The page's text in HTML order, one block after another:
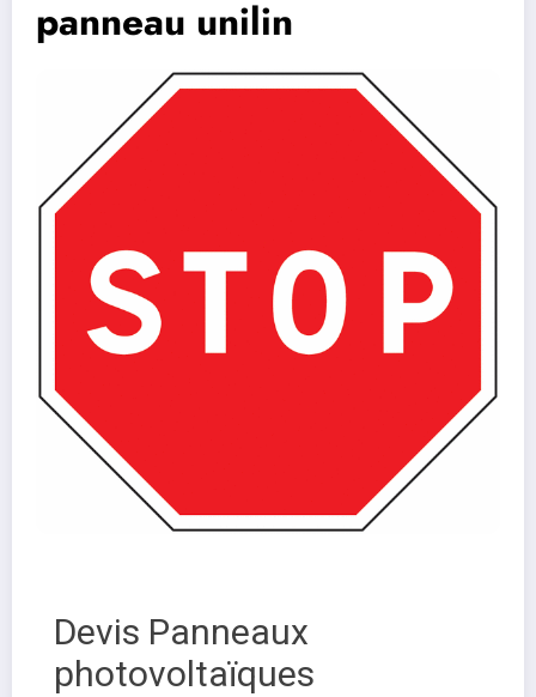
panneau unilin
Devis Panneaux
photovoltaïques